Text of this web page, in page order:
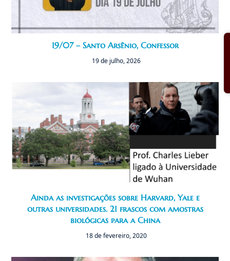
19/07 – Santo Arsênio, Confessor
19 de julho, 2026
Ainda as investigações sobre Harvard, Yale e
outras universidades. 21 frascos com amostras
biológicas para a China
18 de fevereiro, 2020